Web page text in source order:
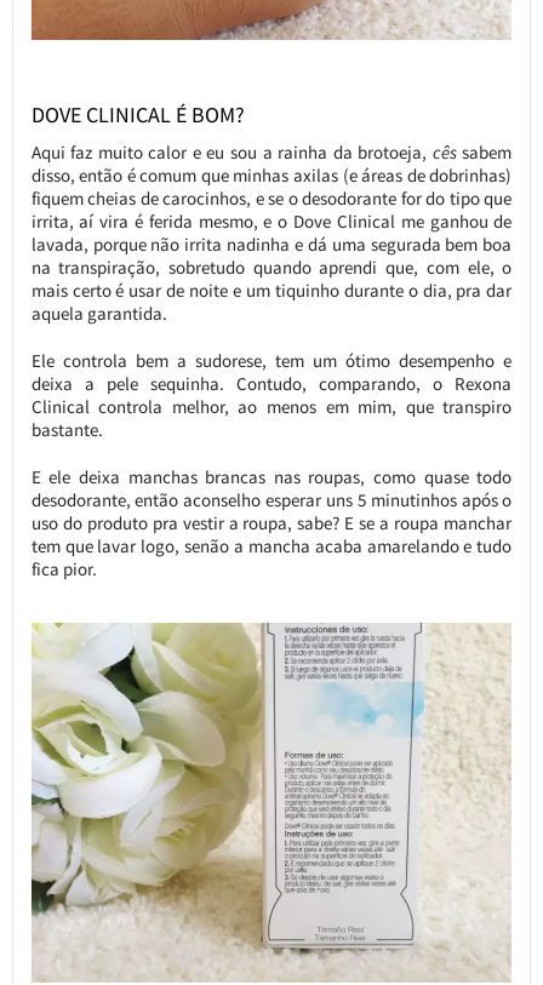
DOVE CLINICAL É BOM?
Aqui faz muito calor e eu sou a rainha da brotoeja, cêssabem
disso, então é comum que minhas axilas (e áreas de dobrinhas)
fiquem cheias de carocinhos, e se o desodorante for do tipo que
irrita, aí vira é ferida mesmo, e o Dove Clinical me ganhou de
lavada, porque não irrita nadinha e dá uma segurada bem boa
na transpiração, sobretudo quando aprendi que, com ele, o
mais certo é usar de noite e um tiquinho durante o dia, pra dar
aquela garantida.
Ele controla bem a sudorese, tem um ótimo desempenho e
deixa a pele sequinha. Contudo, comparando, o Rexona
Clinical controla melhor, ao menos em mim, que transpiro
bastante.
E ele deixa manchas brancas nas roupas, como quase todo
desodorante, então aconselho esperar uns 5 minutinhos após o
uso do produto pra vestir a roupa, sabe? E se a roupa manchar
tem que lavar logo, senão a mancha acaba amarelando e tudo
fica pior.